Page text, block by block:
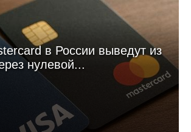
в России выведут из
нулевой...